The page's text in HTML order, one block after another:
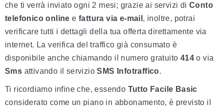
che ti verrà inviato ogni 2 mesi; grazie ai servizi di Conto
telefonico online efattura via e-mail , inoltre, potrai
verificare tutti i dettagli della tua offerta direttamente via
internet. La verifica del traffico già consumato è
disponibile anche chiamando il numero gratuito 414o via
Sms attivando il servizioSMS Infotraffico.
Ti ricordiamo infine che, essendo Tutto Facile Basic
considerato come un piano in abbonamento, è previsto il